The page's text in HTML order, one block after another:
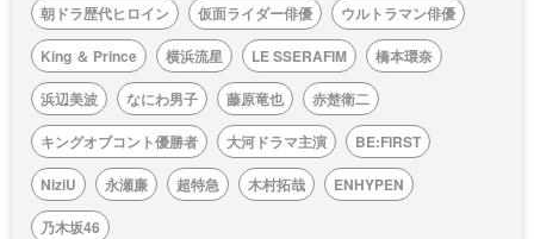
朝ドラ歴代ヒロイン 仮面ライダー俳優
ウルトラマン俳優
King ＆ Prince
横浜流星 LE SSERAFIM
橋本環奈
浜辺美波
なにわ男子 藤原竜也
赤楚衛二
キングオブコント優勝者
大河ドラマ主演
BE:FIRST
NiziU
永瀬廉 超特急 木村拓哉
ENHYPEN
乃木坂46